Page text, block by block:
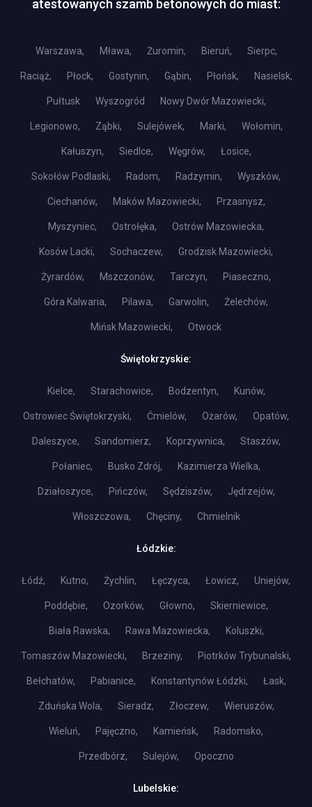
atestowanych szamb betonowych do miast:
Warszawa, Mława, Żuromin, Bieruń, Sierpc,
Raciąż, Płock, Gostynin, Gąbin, Płońsk, Nasielsk,
Pułtusk Wyszogród Nowy Dwór Mazowiecki,
Legionowo, Ząbki, Sulejówek, Marki, Wołomin,
Kałuszyn, Siedlce, Węgrów, Łosice,
Sokołów Podlaski, Radom, Radzymin, Wyszków,
Ciechanów, Maków Mazowiecki, Przasnysz,
Myszyniec, Ostrołęka, Ostrów Mazowiecka,
Kosów Lacki, Sochaczew, Grodzisk Mazowiecki,
Żyrardów, Mszczonów, Tarczyn, Piaseczno,
Góra Kalwaria, Pilawa, Garwolin, Żelechów,
Mińsk Mazowiecki, Otwock
Świętokrzyskie:
Kielce, Starachowice, Bodzentyn, Kunów,
Ostrowiec Świętokrzyski, Ćmielów, Ożarów, Opatów,
Daleszyce, Sandomierz, Koprzywnica, Staszów,
Połaniec, Busko Zdrój, Kazimierza Wielka,
Działoszyce, Pińczów, Sędziszów, Jędrzejów,
Włoszczowa, Chęciny, Chmielnik
Łódzkie:
Łódź, Kutno, Żychlin, Łęczyca, Łowicz, Uniejów,
Poddębie, Ozorków, Głowno, Skierniewice,
Biała Rawska, Rawa Mazowiecka, Koluszki,
Tomaszów Mazowiecki, Brzeziny, Piotrków Trybunalski,
Bełchatów, Pabianice, Konstantynów Łódzki, Łask,
Zduńska Wola, Sieradz, Złoczew, Wieruszów,
Wieluń, Pajęczno, Kamieńsk, Radomsko,
Przedbórz, Sulejów, Opoczno
Lubelskie: